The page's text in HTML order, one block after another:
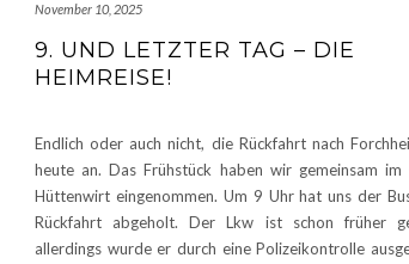
November 10, 2025
9. UND LETZTER TAG – DIE
HEIMREISE!
Endlich oder auch nicht, die Rückfahrt nach
heute an. Das Frühstück haben wir gemeinsam im
Hüttenwirt eingenommen. Um 9 Uhr hat uns der
Rückfahrt abgeholt. Der Lkw ist schon früher
allerdings wurde er durch eine Polizeikontrolle